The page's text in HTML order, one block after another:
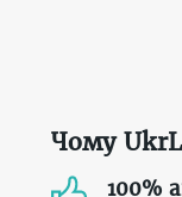
Чому
100%